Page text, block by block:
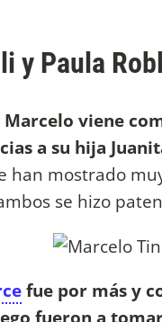
y Paula
Marcelo viene
a su hija
han mostrado
se hizo
fue por más y
fueron a